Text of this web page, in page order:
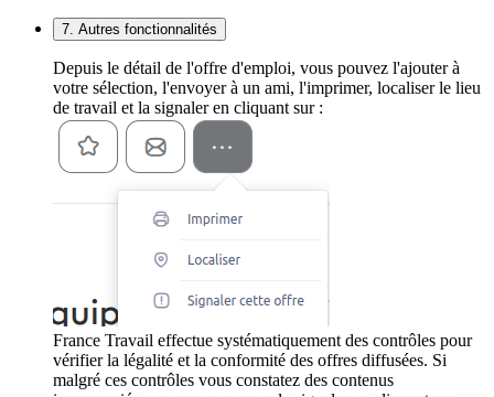
7. Autres fonctionnalités
Depuis le détail de l'offre d'emploi, vous pouvez l'ajouter à
votre sélection, l'envoyer à un ami, l'imprimer, localiser le lieu
de travail et la signaler en cliquant sur :
France Travail effectue systématiquement des contrôles pour
vérifier la légalité et la conformité des offres diffusées. Si
malgré ces contrôles vous constatez des contenus